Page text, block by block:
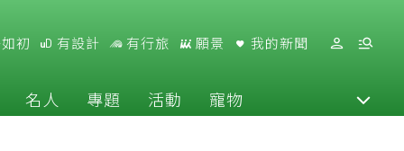
初 有設計 有行旅 願景 我的新聞
名人 專題 活動 寵物